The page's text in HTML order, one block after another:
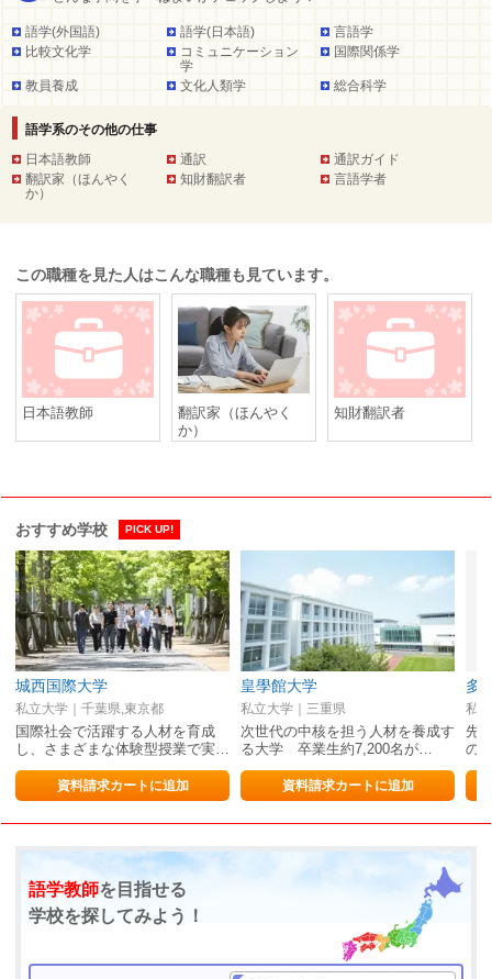
語学(外国語) 語学(日本語)
言語学
比較文化学
コミュニケーション
学
国際関係学
教員養成 文化人類学 総合科学
語学系のその他の仕事
日本語教師
通訳
通訳ガイド
翻訳家（ほんやく
か）
知財翻訳者 言語学者
この職種を見た人はこんな職種も見ています。
日本語教師
翻訳家（ほんやく
か）
知財翻訳者
おすすめ学校 PICK UP!
城西国際大学
私立大学｜千葉県,東京都
国際社会で活躍する人材を育成
し、さまざまな体験型授業で実…
資料請求カートに追加
皇學館大学
私立大学｜三重県
次世代の中核を担う人材を養成す
る大学 卒業生約7,200名が…
資料請求カートに追加
多
私
先
の
語学教師を目指せる
学校を探してみよう！